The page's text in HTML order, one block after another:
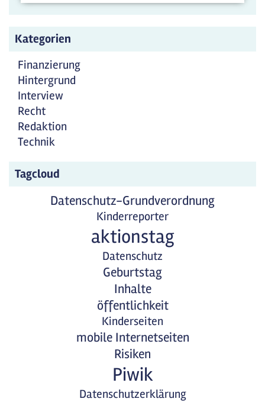
Kategorien
Finanzierung
Hintergrund
Interview
Recht
Redaktion
Technik
Tagcloud
Datenschutz-Grundverordnung
Kinderreporter
aktionstag
Datenschutz
Geburtstag
Inhalte
öffentlichkeit
Kinderseiten
mobile Internetseiten
Risiken
Piwik
Datenschutzerklärung